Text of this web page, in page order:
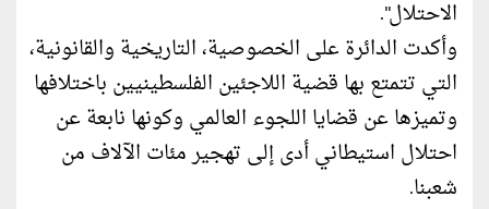
الاحتلال".
وأكدت الدائرة على الخصوصية، التاريخية والقانونية،
التي تتمتع بها قضية اللاجئين الفلسطينيين باختلافها
وتميزها عن قضايا اللجوء العالمي وكونها نابعة عن
احتلال استيطاني أدى إلى تهجير مئات الآلاف من
شعبنا.